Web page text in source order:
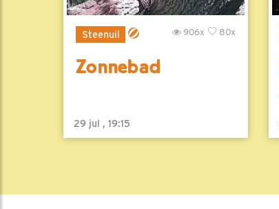
Steenuil 80x
906x
Zonnebad
29 jul , 19:15